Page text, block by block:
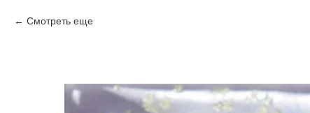
Смотреть еще